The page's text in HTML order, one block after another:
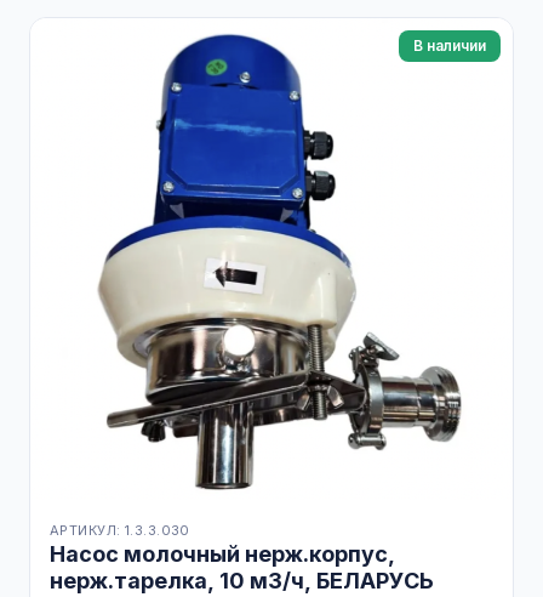
В наличии
АРТИКУЛ: 1.3.3.030
Насос молочный нерж.корпус,
нерж.тарелка, 10 м3/ч, БЕЛАРУСЬ